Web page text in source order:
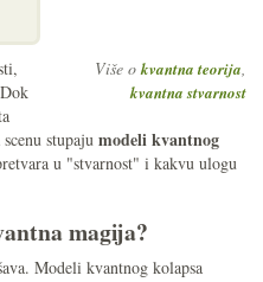
Više okvantna teorija,
kvantna stvarnost
stupaju modeli kvantnog
u "stvarnost" i kakvu ulogu
magija?
Modeli kvantnog kolapsa
nema